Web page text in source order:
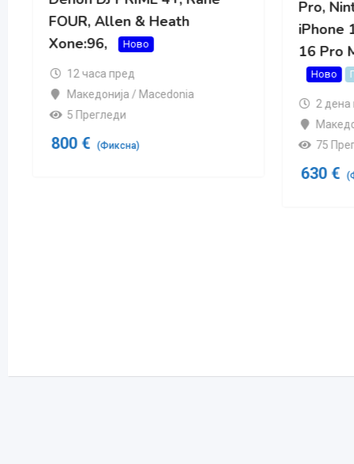
Pro, Nintendo Switch 2,
iPhone 17 Pro Max, iPhone
16 Pro Max, iPhone Air,
Ново Популарно
2 дена пред
Македонија / Macedonia
75 Прегледи
4